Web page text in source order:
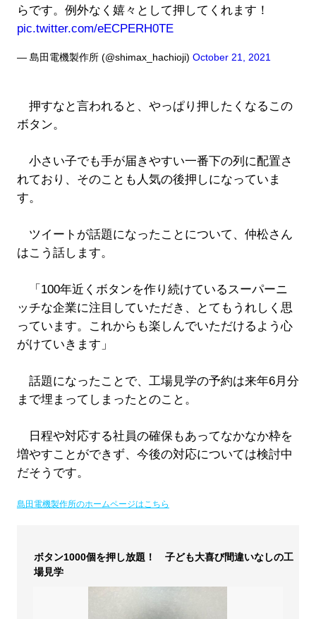
らです。例外なく嬉々として押してくれます！
pic.twitter.com/eECPERH0TE
— 島田電機製作所 (@shimax_hachioji) October 21, 2021
押すなと言われると、やっぱり押したくなるこの
ボタン。
小さい子でも手が届きやすい一番下の列に配置さ
れており、そのことも人気の後押しになっていま
す。
ツイートが話題になったことについて、仲松さん
はこう話します。
「100年近くボタンを作り続けているスーパーニ
ッチな企業に注目していただき、とてもうれしく思
っています。これからも楽しんでいただけるよう心
がけていきます」
話題になったことで、工場見学の予約は来年6月分
まで埋まってしまったとのこと。
日程や対応する社員の確保もあってなかなか枠を
増やすことができず、今後の対応については検討中
だそうです。
島田電機製作所のホームページはこちら
ボタン1000個を押し放題！ 子ども大喜び間違いなしの工
場見学